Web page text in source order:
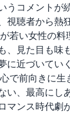
うコメントが
視聴者から熱
若い女性の料
、見た目も味
に近づいてい
で前向きに生
い、最高にし
マンス時代劇